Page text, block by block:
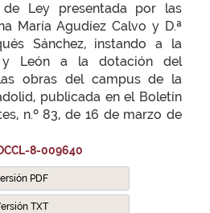
Ley presentada por las
María Agudíez Calvo y D.ª
Sánchez, instando a la
y León a la dotación del
obras del campus de la
publicada en el Boletín
n.º 83, de 16 de marzo de
8-009640
PDF
TXT